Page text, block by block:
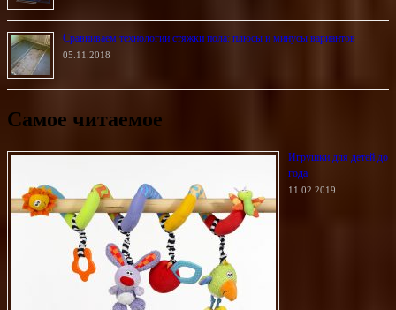
Сравниваем технологии стяжки пола: плюсы и минусы вариантов
05.11.2018
Самое читаемое
Игрушки для детей до
года
11.02.2019